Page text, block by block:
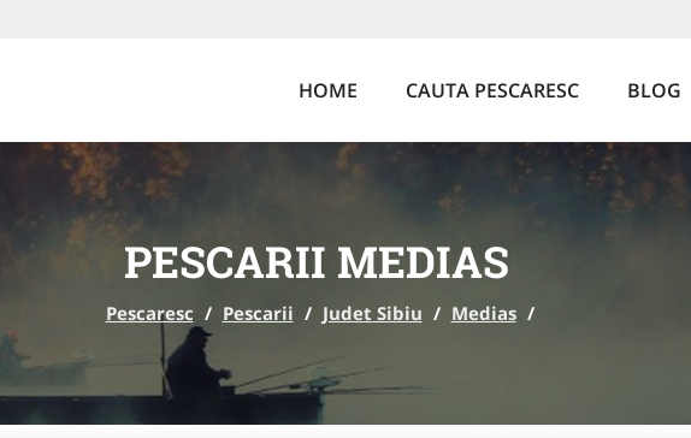
HOME CAUTA PESCARESC BLOG
PESCARII MEDIAS
Pescaresc / Pescarii / Judet Sibiu / Medias /